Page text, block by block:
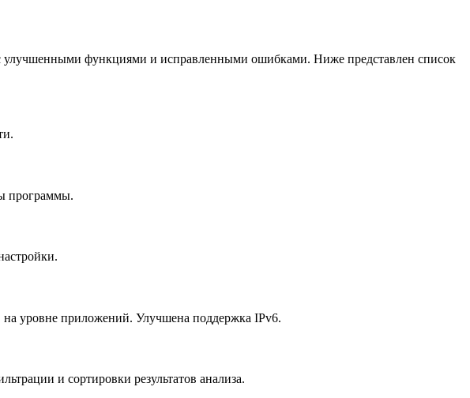
улучшенными функциями и исправленными ошибками. Ниже представлен список
программы.
уровне приложений. Улучшена поддержка IPv6.
и сортировки результатов анализа.